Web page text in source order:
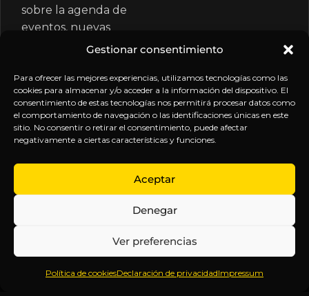
Gestionar consentimiento
Para ofrecer las mejores experiencias, utilizamos tecnologías como las
cookies para almacenar y/o acceder a la información del dispositivo. El
consentimiento de estas tecnologías nos permitirá procesar datos como
el comportamiento de navegación o las identificaciones únicas en este
sitio. No consentir o retirar el consentimiento, puede afectar
negativamente a ciertas características y funciones.
Aceptar
Denegar
Ver preferencias
Política de cookiesDeclaración de privacidadImpressum
sobre la agenda de
eventos, nuevas
publicaciones y
suscripción.
Inteligencia
Anticipándonos
EXPLORA
Inicio
Sobre
Contenido
Webinars
LEGAL
Política
de
Términos y
Aviso
SÍGUENOS